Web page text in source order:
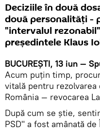
Deciziile în două
două personalități -
"intervalul
președintele Klaus
BUCUREȘTI, 13 iun —
Acum puțin timp,
vitală pentru
România — revocarea
După cum se știe,
PSD" a fost amânată